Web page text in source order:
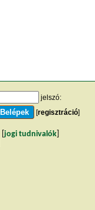
jelszó:
[regisztráció]
jogi tudnivalók